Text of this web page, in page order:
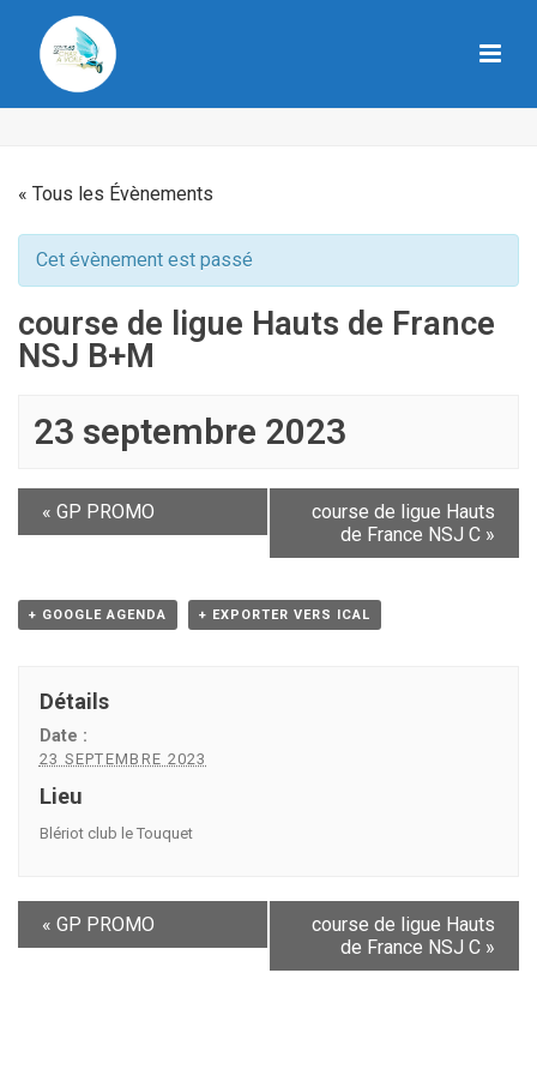
« Tous les Évènements
Cet évènement est passé
course de ligue Hauts de France
NSJ B+M
23 septembre 2023
« GP PROMO
course de ligue Hauts
de France NSJ C »
+ GOOGLE AGENDA + EXPORTER VERS ICAL
Détails
Date :
23 SEPTEMBRE 2023
Lieu
Blériot club le Touquet
« GP PROMO
course de ligue Hauts
de France NSJ C »